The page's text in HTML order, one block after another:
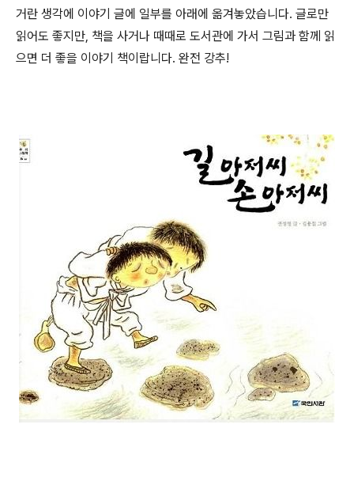
거란 생각에 이야기 글에 일부를 아래에 옮겨놓았습니다. 글로만
읽어도 좋지만, 책을 사거나 때때로 도서관에 가서 그림과 함께 읽
으면 더 좋을 이야기 책이랍니다. 완전 강추!